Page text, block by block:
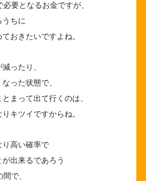
要となるお金ですが、
うちに
おきたいですよね。
ったり、
った状態で、
まって出て行くのは、
キツイですからね。
り高い確率で
出来るであろう
で、